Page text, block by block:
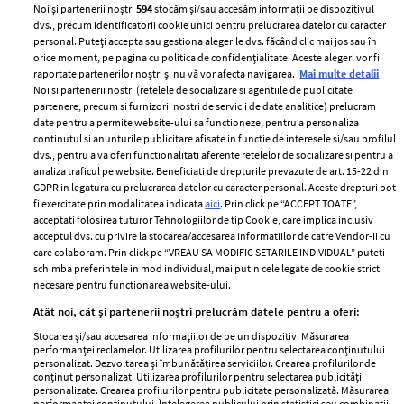
ELLE Style Awards
2024
Despre ELLE
Romania
Contact
Abonamente
Termeni si conditii
Politica de
confidențialitate
Politica de cookies
Publicitate
GSP
Unica
Baby
femei
Viva
Avantaje
Noi și partenerii noștri594stocăm și/sau accesăm informații pe dispozitivul
dvs., precum identificatorii cookie unici pentru prelucrarea datelor cu caracter
personal. Puteți accepta sau gestiona alegerile dvs. făcând clic mai jos sau în
orice moment, pe pagina cu politica de confidențialitate. Aceste alegeri vor fi
raportate partenerilor noștri și nu vă vor afecta navigarea. Mai multe detalii
Noi si partenerii nostri (retelele de socializare si agentiile de publicitate
partenere, precum si furnizorii nostri de servicii de date analitice) prelucram
date pentru a permite website-ului sa functioneze, pentru a personaliza
continutul si anunturile publicitare afisate in functie de interesele si/sau profilul
dvs., pentru a va oferi functionalitati aferente retelelor de socializare si pentru a
analiza traficul pe website. Beneficiati de drepturile prevazute de art. 15-22 din
GDPR in legatura cu prelucrarea datelor cu caracter personal. Aceste drepturi pot
fi exercitate prin modalitatea indicataaici. Prin click pe “ACCEPT TOATE”,
acceptati folosirea tuturor Tehnologiilor de tip Cookie, care implica inclusiv
acceptul dvs. cu privire la stocarea/accesarea informatiilor de catre Vendor-ii cu
care colaboram. Prin click pe “VREAU SA MODIFIC SETARILE INDIVIDUAL” puteti
schimba preferintele in mod individual, mai putin cele legate de cookie strict
necesare pentru functionarea website-ului.
Atât noi, cât și partenerii noștri prelucrăm datele pentru a oferi:
Stocarea și/sau accesarea informațiilor de pe un dispozitiv. Măsurarea
performanței reclamelor. Utilizarea profilurilor pentru selectarea conținutului
personalizat. Dezvoltarea și îmbunătățirea serviciilor. Crearea profilurilor de
conținut personalizat. Utilizarea profilurilor pentru selectarea publicității
personalizate. Crearea profilurilor pentru publicitate personalizată. Măsurarea